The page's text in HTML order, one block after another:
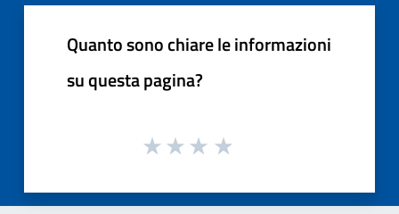
Quanto sono chiare le informazioni
su questa pagina?